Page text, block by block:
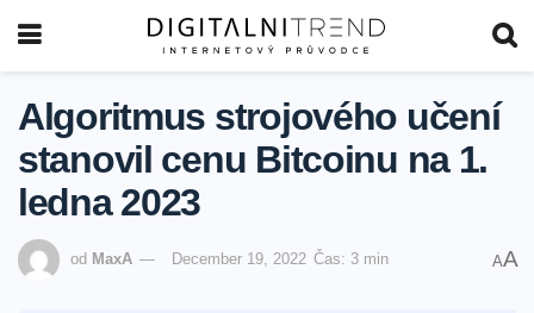
Algoritmus strojového učení
stanovil cenu Bitcoinu na 1.
ledna 2023
od MaxA December 19, 2022 Čas: 3 min AA